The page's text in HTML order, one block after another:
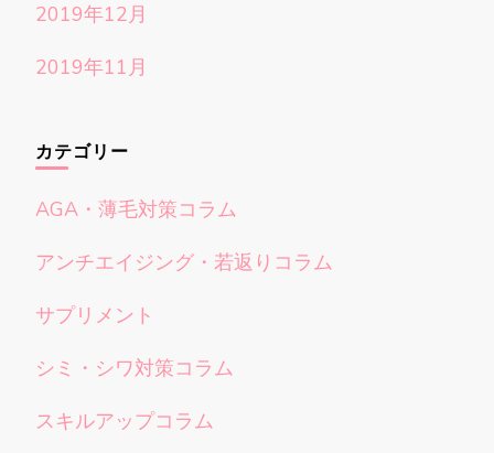
2019年12月
2019年11月
カテゴリー
AGA・薄毛対策コラム
アンチエイジング・若返りコラム
サプリメント
シミ・シワ対策コラム
スキルアップコラム